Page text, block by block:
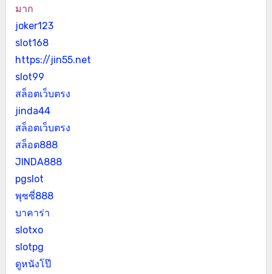
มาก
joker123
slot168
https://jin55.net
slot99
สล็อตเว็บตรง
jinda44
สล็อตเว็บตรง
สล็อต888
JINDA888
pgslot
พุซซี่888
บาคาร่า
slotxo
slotpg
ดูหนังโป๊